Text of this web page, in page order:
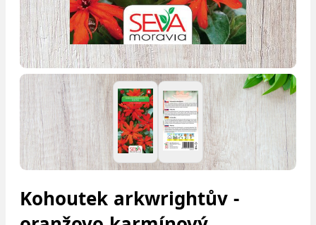
Kohoutek arkwrightův -